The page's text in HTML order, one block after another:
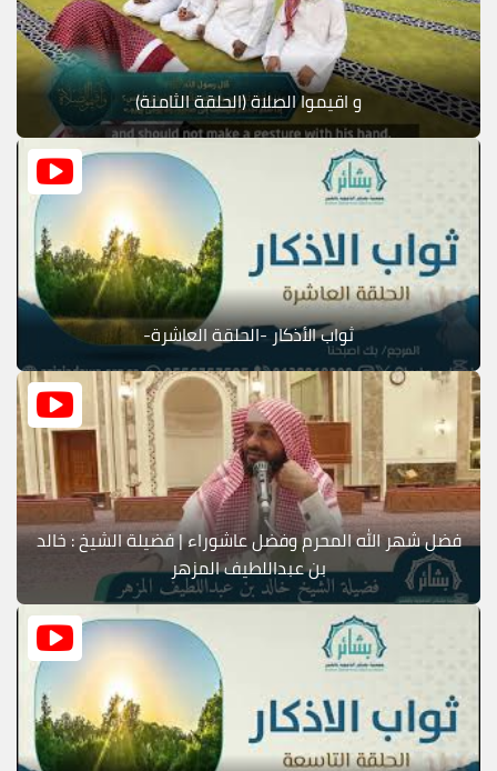
و اقيموا الصلاة (الحلقة الثامنة)
ثواب الأذكار -الحلقة العاشرة-
فضل شهر الله المحرم وفضل عاشوراء | فضيلة الشيخ : خالد
بن عبداللطيف المزهر